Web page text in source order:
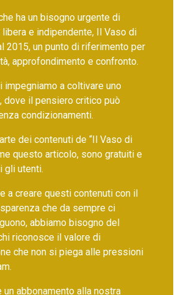
ha un bisogno urgente di
e indipendente, Il Vaso di
2015, un punto di riferimento per
approfondimento e confronto.
impegniamo a coltivare uno
dove il pensiero critico può
condizionamenti.
dei contenuti de “Il Vaso di
questo articolo, sono gratuiti e
gli utenti.
a creare questi contenuti con il
che da sempre ci
abbiamo bisogno del
riconosce il valore di
che non si piega alle pressioni
abbonamento alla nostra